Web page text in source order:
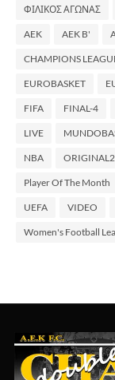
ΦΙΛΙΚΟΣ ΑΓΩΝΑΣ
AEK AEK B'
CHAMPIONS
EUROBASKET
FIFA FINAL-4
LIVE
NBA
Player Of The Month
UEFA VIDEO
Women's Football